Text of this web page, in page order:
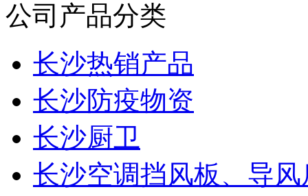
公司产品分类
长沙热销产品
长沙防疫物资
长沙厨卫
长沙空调挡风板、导